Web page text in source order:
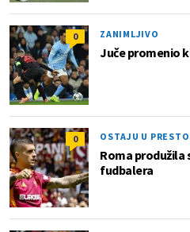
0 ZANIMLJIVO
Juče promenio
0 OSTAJU U
Roma produžila
fudbalera